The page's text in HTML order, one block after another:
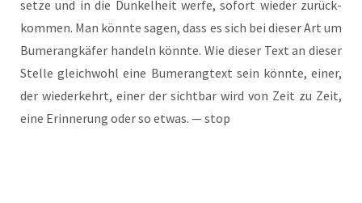
set­ze und in die Dun­kel­heit wer­fe, sofort wie­der zurück­
kom­men. Man könn­te sagen, dass es sich bei die­ser Art um
Bume­rang­kä­fer han­deln könn­te. Wie die­ser Text an die­ser
Stel­le gleich­wohl eine Bume­rang­text sein könn­te, einer,
der wie­der­kehrt, einer der sicht­bar wird von Zeit zu Zeit,
eine Erin­ne­rung oder so etwas. — stop